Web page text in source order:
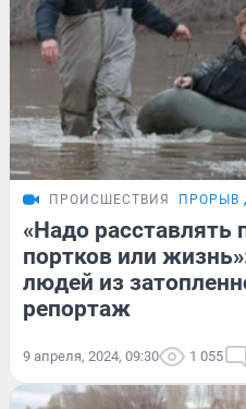
ПРОИСШЕСТВИЯ ПРОРЫВ
«Надо расставлять
портков или
людей из
репортаж
9 апреля, 2024, 09:30 1 055